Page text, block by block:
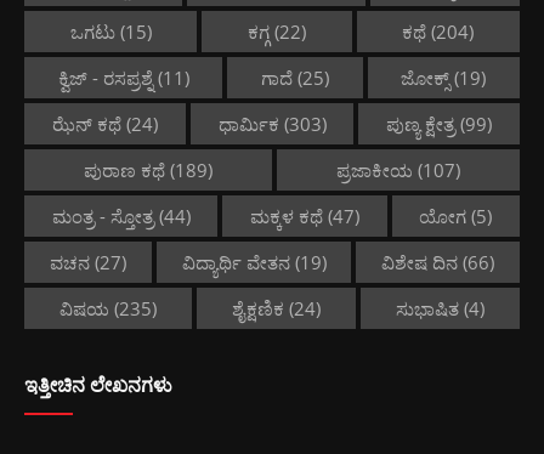
ಒಗಟು(15) ಕಗ್ಗ(22) ಕಥೆ (204)
ಕ್ವಿಜ್ - ರಸಪ್ರಶ್ನೆ(11) ಗಾದೆ(25) ಜೋಕ್ಸ್(19)
ಝೆನ್ ಕಥೆ(24) ಧಾರ್ಮಿಕ (303) ಪುಣ್ಯ ಕ್ಷೇತ್ರ(99)
ಪುರಾಣ ಕಥೆ (189) ಪ್ರಜಾಕೀಯ (107)
ಮಂತ್ರ - ಸ್ತೋತ್ರ(44) ಮಕ್ಕಳ ಕಥೆ(47) ಯೋಗ (5)
ವಚನ(27) ವಿದ್ಯಾರ್ಥಿ ವೇತನ(19) ವಿಶೇಷ ದಿನ (66)
ವಿಷಯ (235) ಶೈಕ್ಷಣಿಕ (24) ಸುಭಾಷಿತ (4)
ಇತ್ತೀಚಿನ ಲೇಖನಗಳು